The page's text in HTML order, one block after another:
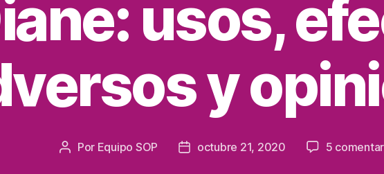
usos,
y
Por Equipo SOP octubre 21, 2020 5